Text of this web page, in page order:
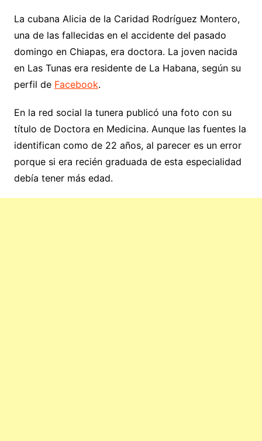
La cubana Alicia de la Caridad Rodríguez Montero,
una de las fallecidas en el accidente del pasado
domingo en Chiapas, era doctora. La joven nacida
en Las Tunas era residente de La Habana, según su
perfil de Facebook.
En la red social la tunera publicó una foto con su
título de Doctora en Medicina. Aunque las fuentes la
identifican como de 22 años, al parecer es un error
porque si era recién graduada de esta especialidad
debía tener más edad.